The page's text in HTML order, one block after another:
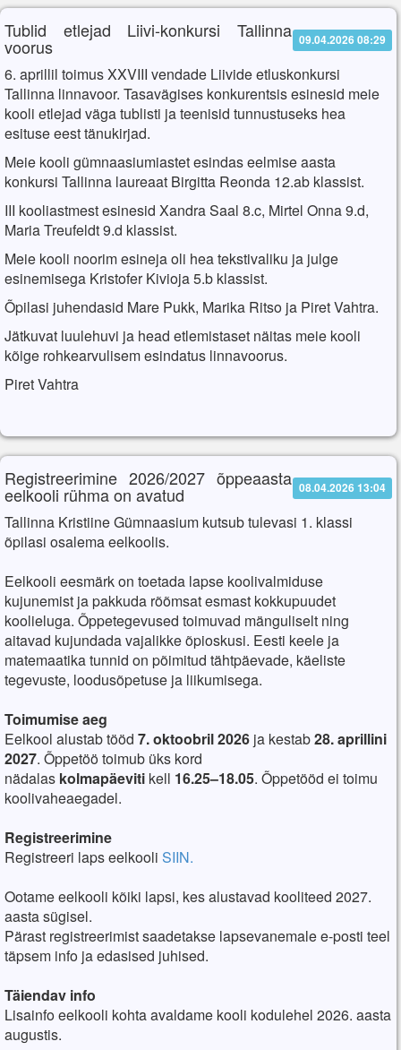
Tublid etlejad Liivi-konkursi Tallinna
voorus 09.04.2026 08:29
6. aprillil toimus XXVIII vendade Liivide etluskonkursi
Tallinna linnavoor. Tasavägises konkurentsis esinesid meie
kooli etlejad väga tublisti ja teenisid tunnustuseks hea
esituse eest tänukirjad.
Meie kooli gümnaasiumiastet esindas eelmise aasta
konkursi Tallinna laureaat Birgitta Reonda 12.ab klassist.
III kooliastmest esinesid Xandra Saal 8.c, Mirtel Onna 9.d,
Maria Treufeldt 9.d klassist.
Meie kooli noorim esineja oli hea tekstivaliku ja julge
esinemisega Kristofer Kivioja 5.b klassist.
Õpilasi juhendasid Mare Pukk, Marika Ritso ja Piret Vahtra.
Jätkuvat luulehuvi ja head etlemistaset näitas meie kooli
kõige rohkearvulisem esindatus linnavoorus.
Piret Vahtra
Registreerimine 2026/2027 õppeaasta
eelkooli rühma on avatud 08.04.2026 13:04
Tallinna Kristiine Gümnaasium kutsub tulevasi 1. klassi
õpilasi osalema eelkoolis.
Eelkooli eesmärk on toetada lapse koolivalmiduse
kujunemist ja pakkuda rõõmsat esmast kokkupuudet
koolieluga. Õppetegevused toimuvad mänguliselt ning
aitavad kujundada vajalikke õpioskusi. Eesti keele ja
matemaatika tunnid on põimitud tähtpäevade, käeliste
tegevuste, loodusõpetuse ja liikumisega.
Toimumise aeg
Eelkool alustab tööd 7. oktoobril 2026 ja kestab28. aprillini
2027. Õppetöö toimub üks kord
nädalas kolmapäeviti kell 16.25–18.05. Õppetööd ei toimu
koolivaheaegadel.
Registreerimine
Registreeri laps eelkooli SIIN.
Ootame eelkooli kõiki lapsi, kes alustavad kooliteed 2027.
aasta sügisel.
Pärast registreerimist saadetakse lapsevanemale e-posti teel
täpsem info ja edasised juhised.
Täiendav info
Lisainfo eelkooli kohta avaldame kooli kodulehel 2026. aasta
augustis.